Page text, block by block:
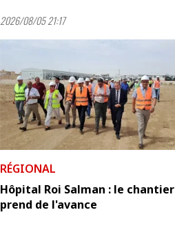
2026/08/05 21:17
RÉGIONAL
Hôpital Roi Salman : le chantier
prend de l'avance